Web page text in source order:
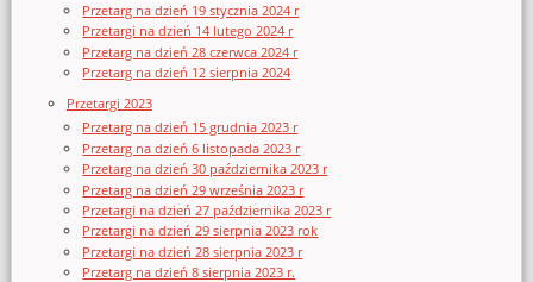
Przetarg na dzień 19 stycznia 2024 r
Przetargi na dzień 14 lutego 2024 r
Przetarg na dzień 28 czerwca 2024 r
Przetarg na dzień 12 sierpnia 2024
Przetargi 2023
Przetarg na dzień 15 grudnia 2023 r
Przetarg na dzień 6 listopada 2023 r
Przetarg na dzień 30 października 2023 r
Przetarg na dzień 29 września 2023 r
Przetargi na dzień 27 października 2023 r
Przetargi na dzień 29 sierpnia 2023 rok
Przetargi na dzień 28 sierpnia 2023 r
Przetarg na dzień 8 sierpnia 2023 r.